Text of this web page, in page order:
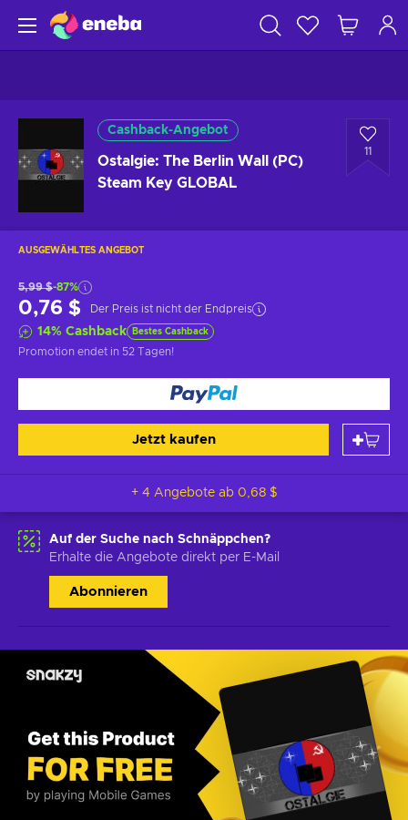
Cashback-Angebot
Ostalgie: The Berlin Wall (PC)
Steam Key GLOBAL
11
AUSGEWÄHLTES ANGEBOT
5,99 $-87%
0,76 $ Der Preis ist nicht der Endpreis
14% Cashback Bestes Cashback
Promotion endet in 52 Tagen!
Jetzt kaufen
+ 4 Angebote ab 0,68 $
Auf der Suche nach Schnäppchen?
Erhalte die Angebote direkt per E-Mail
Abonnieren